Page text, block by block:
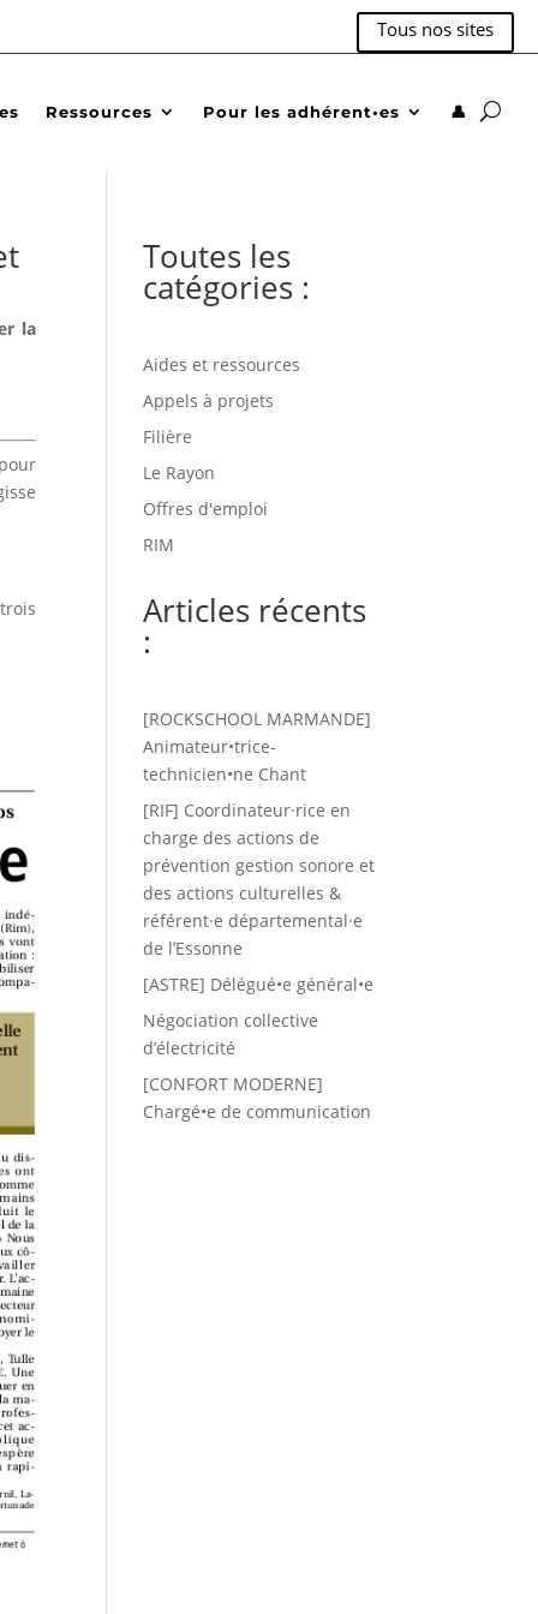
Tous nos sites
Ressources Pour les adhérent•es 👤
la
Toutes les
catégories :
Aides et ressources
Appels à projets
Filière
Le Rayon
Offres d'emploi
RIM
Articles récents
:
[ROCKSCHOOL MARMANDE]
Animateur•trice-
technicien•ne Chant
[RIF] Coordinateur·rice en
charge des actions de
prévention gestion sonore et
des actions culturelles &
référent·e départemental·e
de l’Essonne
[ASTRE] Délégué•e général•e
Négociation collective
d’électricité
[CONFORT MODERNE]
Chargé•e de communication